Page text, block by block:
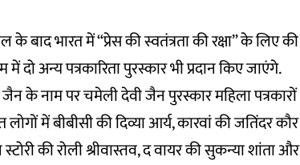
बाद भारत में “प्रेस की स्वतंत्रता की रक्षा” के लिए की
दो अन्य पत्रकारिता पुरस्कार भी प्रदान किए जाएंगे.
के नाम पर चमेली देवी जैन पुरस्कार महिला पत्रकारों
में बीबीसी की दिव्या आर्य, कारवां की जतिंदर कौर
की रोली श्रीवास्तव, द वायर की सुकन्या शांता और